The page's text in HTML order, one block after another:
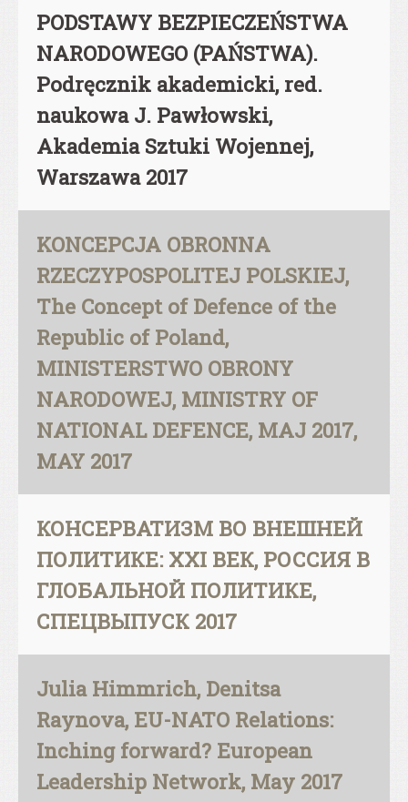
PODSTAWY BEZPIECZEŃSTWA
NARODOWEGO (PAŃSTWA).
Podręcznik akademicki, red.
naukowa J. Pawłowski,
Akademia Sztuki Wojennej,
Warszawa 2017
KONCEPCJA OBRONNA
RZECZYPOSPOLITEJ POLSKIEJ,
The Concept of Defence of the
Republic of Poland,
MINISTERSTWO OBRONY
NARODOWEJ, MINISTRY OF
NATIONAL DEFENCE, MAJ 2017,
MAY 2017
КОНСЕРВАТИЗМ ВО ВНЕШНЕЙ
ПОЛИТИКЕ: XXI ВЕК, РОССИЯ В
ГЛОБАЛЬНОЙ ПОЛИТИКЕ,
СПЕЦВЫПУСК 2017
Julia Himmrich, Denitsa
Raynova, EU-NATO Relations:
Inching forward? European
Leadership Network, May 2017